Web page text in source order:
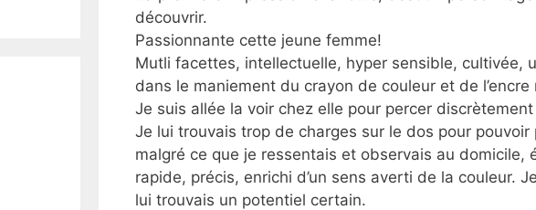
découvrir.
Passionnante cette jeune femme!
Mutli facettes, intellectuelle, hyper sensible, cultivée,
dans le maniement du crayon de couleur et de l’encre
Je suis allée la voir chez elle pour percer
Je lui trouvais trop de charges sur le dos pour
malgré ce que je ressentais et observais au domicile,
rapide, précis, enrichi d’un sens averti de la couleur.
lui trouvais un potentiel certain.